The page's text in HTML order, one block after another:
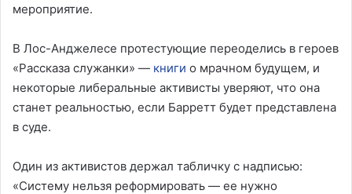
мероприятие.
В Лос-Анджелесе протестующие переоделись в героев
«Рассказа служанки» — книги о мрачном будущем, и
некоторые либеральные активисты уверяют, что она
станет реальностью, если Барретт будет представлена
в суде.
Один из активистов держал табличку с надписью:
«Систему нельзя реформировать — ее нужно